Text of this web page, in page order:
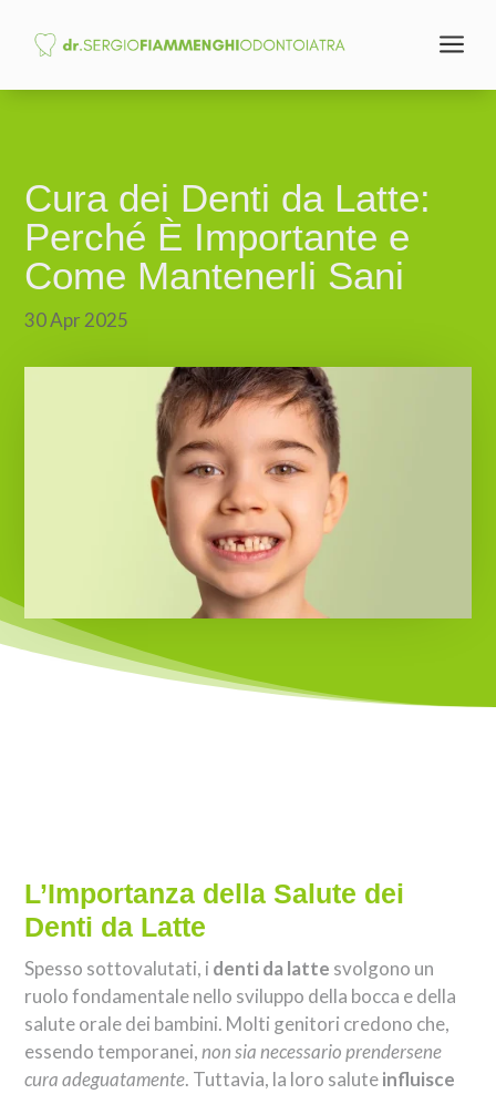
a
Cura dei Denti da Latte:
Perché È Importante e
Come Mantenerli Sani
30 Apr 2025
L’Importanza della Salute dei
Denti da Latte
Spesso sottovalutati, i denti da latte svolgono un
ruolo fondamentale nello sviluppo della bocca e della
salute orale dei bambini. Molti genitori credono che,
essendo temporanei,non sia necessario prendersene
cura adeguatamente. Tuttavia, la loro saluteinfluisce